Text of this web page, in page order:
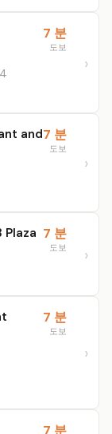
7 분
도보
and7 분
도보
Plaza 7 분
도보
7 분
도보
7 분